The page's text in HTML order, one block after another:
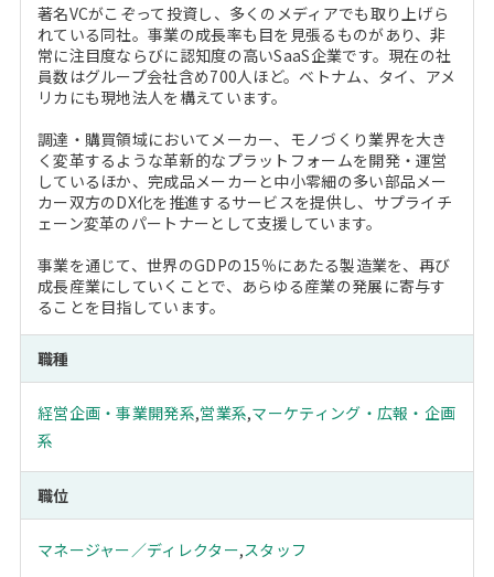
著名VCがこぞって投資し、多くのメディアでも取り上げら
れている同社。事業の成長率も目を見張るものがあり、非
常に注目度ならびに認知度の高いSaaS企業です。現在の社
員数はグループ会社含め700人ほど。ベトナム、タイ、アメ
リカにも現地法人を構えています。
調達・購買領域においてメーカー、モノづくり業界を大き
く変革するような革新的なプラットフォームを開発・運営
しているほか、完成品メーカーと中小零細の多い部品メー
カー双方のDX化を推進するサービスを提供し、サプライチ
ェーン変革のパートナーとして支援しています。
事業を通じて、世界のGDPの15％にあたる製造業を、再び
成長産業にしていくことで、あらゆる産業の発展に寄与す
ることを目指しています。
職種
経営企画・事業開発系,営業系,マーケティング・広報・企画
系
職位
マネージャー／ディレクター,スタッフ